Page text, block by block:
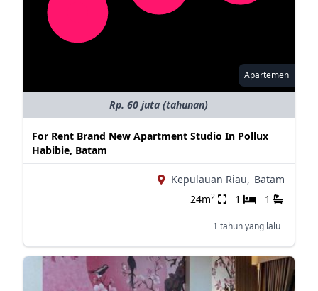
Apartemen
Rp. 60 juta (tahunan)
For Rent Brand New Apartment Studio In Pollux
Habibie, Batam
Kepulauan Riau, Batam
24m2 1 1
1 tahun yang lalu